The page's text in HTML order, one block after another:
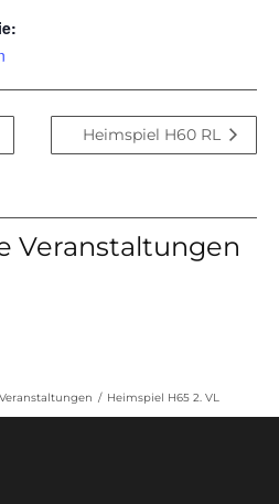
Heimspiel H60 RL
Veranstaltungen
/ Heimspiel H65 2. VL